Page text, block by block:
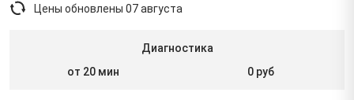
Цены обновлены 07 августа
Диагностика
от 20 мин
0 руб